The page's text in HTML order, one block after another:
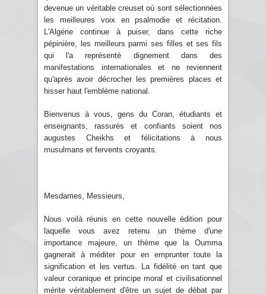
devenue un véritable creuset où sont sélectionnées
les meilleures voix en psalmodie et récitation.
L'Algérie continue à puiser, dans cette riche
pépinière, les meilleurs parmi ses filles et ses fils
qui l'a représenté dignement dans des
manifestations internationales et ne reviennent
qu'après avoir décrocher les premières places et
hisser haut l'emblème national.
Bienvenus à vous, gens du Coran, étudiants et
enseignants, rassurés et confiants soient nos
augustes Cheikhs et félicitations à nous
musulmans et fervents croyants.
Mesdames, Messieurs,
Nous voilà réunis en cette nouvelle édition pour
laquelle vous avez retenu un thème d'une
importance majeure, un thème que la Oumma
gagnerait à méditer pour en emprunter toute la
signification et les vertus. La fidélité en tant que
valeur coranique et principe moral et civilisationnel
mérite véritablement d'être un sujet de débat par